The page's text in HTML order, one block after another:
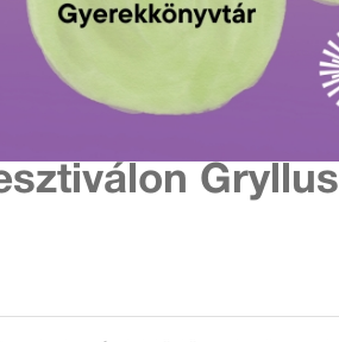
Gryllus